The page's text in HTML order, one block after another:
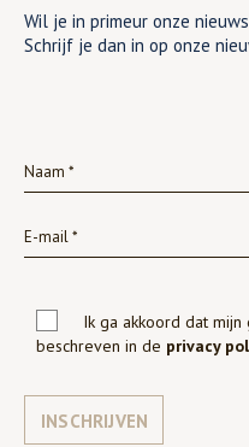
Wil je in primeur onze
Schrijf je dan in op onze
Ik ga akkoord dat
beschreven in de privacy
INSCHRIJVEN